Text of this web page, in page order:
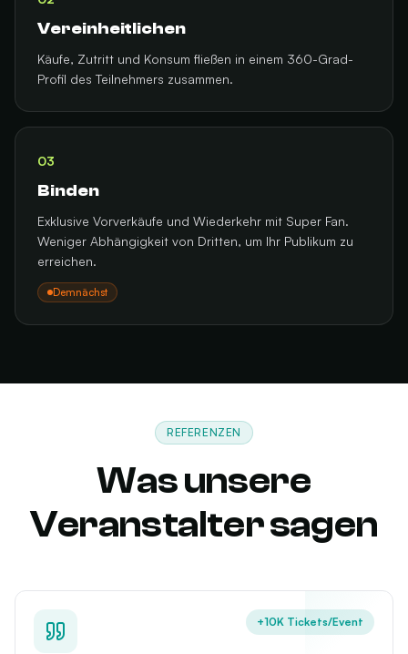
Vereinheitlichen
Käufe, Zutritt und Konsum fließen in einem 360-Grad-
Profil des Teilnehmers zusammen.
03
Binden
Exklusive Vorverkäufe und Wiederkehr mit Super Fan.
Weniger Abhängigkeit von Dritten, um Ihr Publikum zu
erreichen.
Demnächst
REFERENZEN
Was unsere
Veranstalter sagen
+10K Tickets/Event